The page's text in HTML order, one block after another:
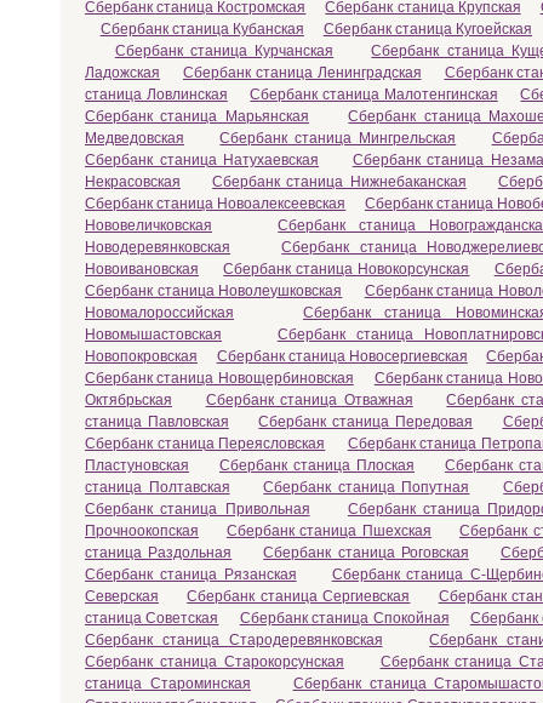
Сбербанк станица Костромская Сбербанк станица Крупская
Сбербанк станица Кубанская
Сбербанк станица Кугоейская
Сбербанк станица Курчанская
Сбербанк станица
Ладожская
Сбербанк станица Ленинградская
Сбербанк
станица Ловлинская
Сбербанк станица Малотенгинская
Сбербанк станица Марьянская
Сбербанк станица
Медведовская
Сбербанк станица Мингрельская
Сбербанк станица Натухаевская
Сбербанк станица
Некрасовская
Сбербанк станица Нижнебаканская
Сбербанк станица Новоалексеевская
Сбербанк станица
Нововеличковская
Сбербанк станица
Новодеревянковская
Сбербанк станица
Новоивановская
Сбербанк станица Новокорсунская
Сбербанк станица Новолеушковская
Сбербанк станица
Новомалороссийская
Сбербанк станица
Новомышастовская
Сбербанк станица
Новопокровская
Сбербанк станица Новосергиевская
Сбербанк станица Новощербиновская
Сбербанк станица
Октябрьская
Сбербанк станица Отважная
Сбербанк
станица Павловская
Сбербанк станица Передовая
Сбербанк станица Переясловская
Сбербанк станица
Пластуновская
Сбербанк станица Плоская
Сбербанк
станица Полтавская
Сбербанк станица Попутная
Сбербанк станица Привольная
Сбербанк станица
Прочноокопская
Сбербанк станица Пшехская
Сбербанк
станица Раздольная
Сбербанк станица Роговская
Сбербанк станица Рязанская
Сбербанк станица С-
Северская
Сбербанк станица Сергиевская
Сбербанк
станица Советская
Сбербанк станица Спокойная
Сбербанк
Сбербанк станица Стародеревянковская
Сбербанк
Сбербанк станица Старокорсунская
Сбербанк станица
станица Староминская
Сбербанк станица